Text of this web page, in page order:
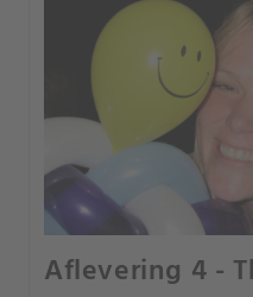
Aflevering 4 -